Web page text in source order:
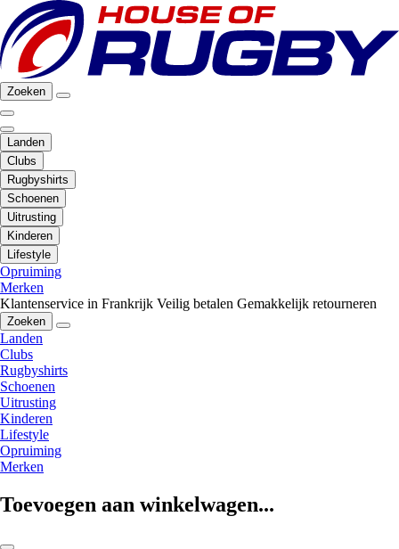
Zoeken
Landen
Clubs
Rugbyshirts
Schoenen
Uitrusting
Kinderen
Lifestyle
Opruiming
Merken
Klantenservice in Frankrijk Veilig betalen Gemakkelijk retourneren
Zoeken
Landen
Clubs
Rugbyshirts
Schoenen
Uitrusting
Kinderen
Lifestyle
Opruiming
Merken
Toevoegen aan winkelwagen...